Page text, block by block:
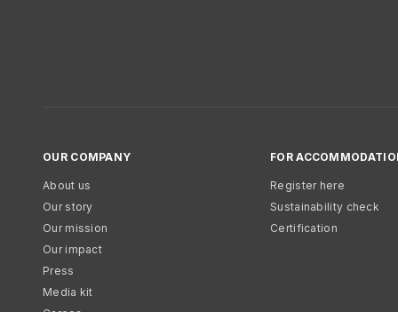
OUR COMPANY
About us
Our story
Our mission
Our impact
Press
Media kit
FOR
Register here
Sustainability check
Certification